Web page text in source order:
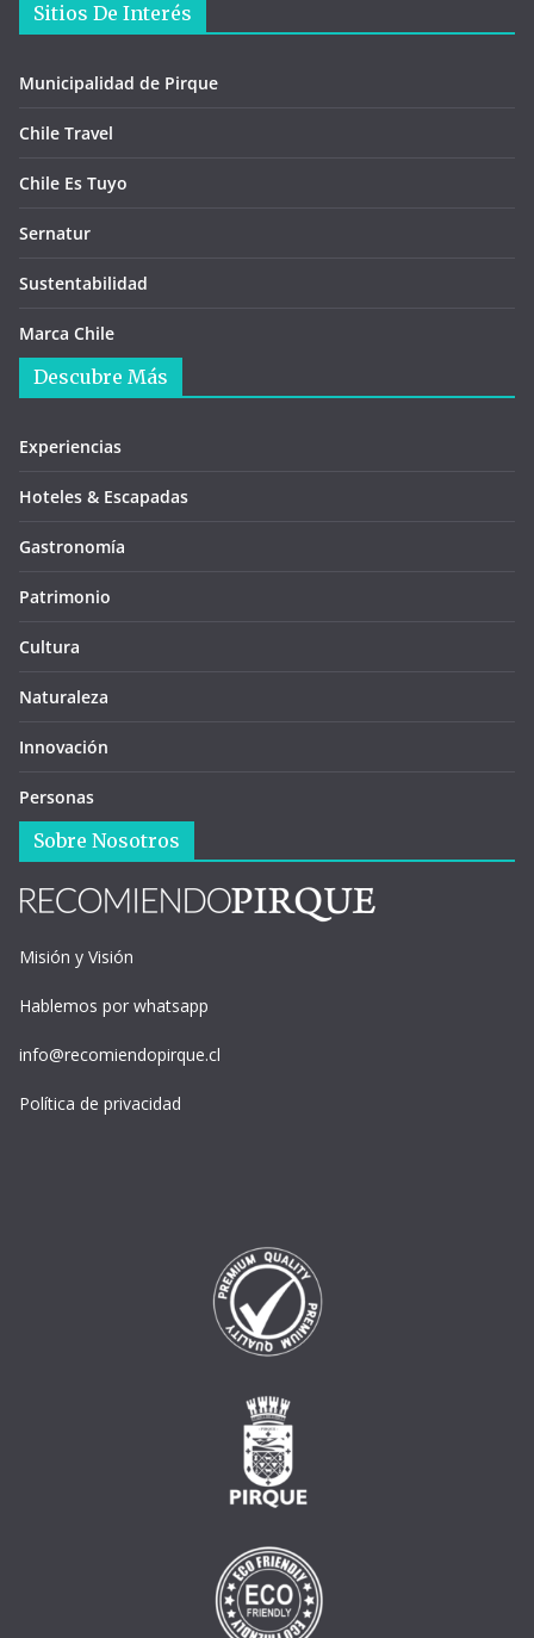
Sitios De Interés
Municipalidad de Pirque
Chile Travel
Chile Es Tuyo
Sernatur
Sustentabilidad
Marca Chile
Descubre Más
Experiencias
Hoteles & Escapadas
Gastronomía
Patrimonio
Cultura
Naturaleza
Innovación
Personas
Sobre Nosotros
Misión y Visión
Hablemos por whatsapp
info@recomiendopirque.cl
Política de privacidad